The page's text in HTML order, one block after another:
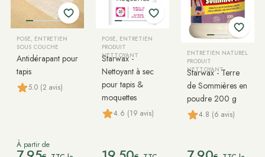
POSE, ENTRETIEN
SOUS COUCHE
Antidérapant pour
tapis
5.0 (2 avis)
À partir de
POSE, ENTRETIEN
PRODUIT
NETTOYANT
Starwax -
Nettoyant à sec
pour tapis &
moquettes
4.6 (19 avis)
ENTRETIEN NATUREL
PRODUIT
NETTOYANT
Starwax - Terre
de Sommières en
poudre 200 g
4.8 (6 avis)